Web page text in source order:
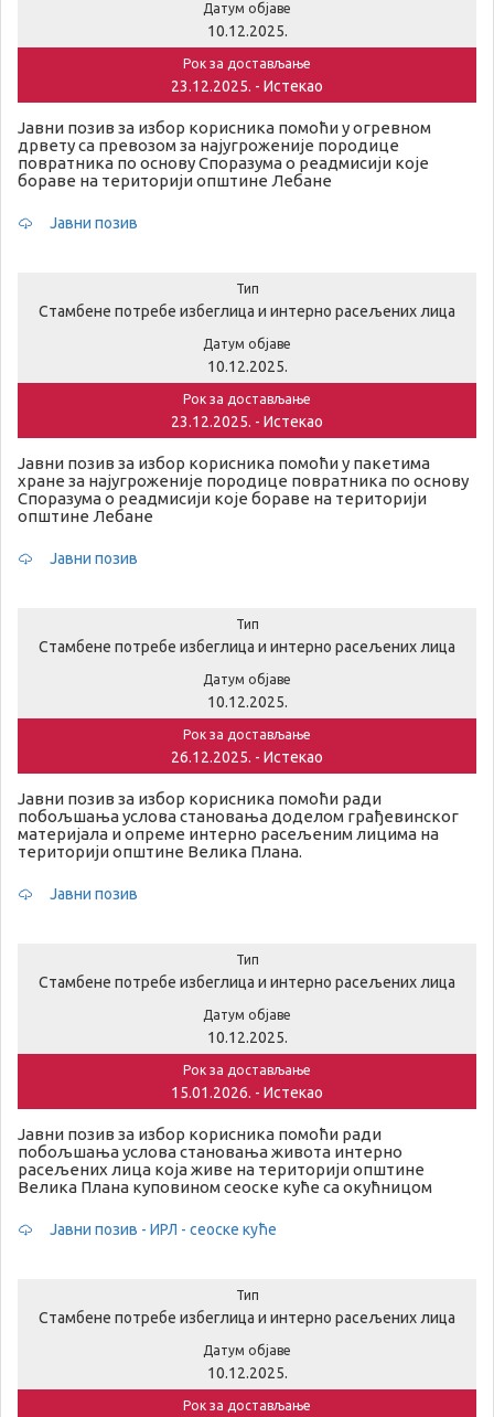
Датум објаве
10.12.2025.
Рок за достављање
23.12.2025. - Истекао
Јавни позив за избор корисника помоћи у огревном
дрвету са превозом за најугроженије породице
повратника по основу Споразума о реадмисији које
бораве на територији општине Лебане
Јавни позив
Тип
Стамбене потребе избеглица и интерно расељених лица
Датум објаве
10.12.2025.
Рок за достављање
23.12.2025. - Истекао
Јавни позив за избор корисника помоћи у пакетима
хране за најугроженије породице повратника по основу
Споразума о реадмисији које бораве на територији
општине Лебане
Јавни позив
Тип
Стамбене потребе избеглица и интерно расељених лица
Датум објаве
10.12.2025.
Рок за достављање
26.12.2025. - Истекао
Јавни позив за избор корисника помоћи ради
побољшања услова становања доделом грађевинског
материјала и опреме интерно расељеним лицима на
територији општине Велика Плана.
Јавни позив
Тип
Стамбене потребе избеглица и интерно расељених лица
Датум објаве
10.12.2025.
Рок за достављање
15.01.2026. - Истекао
Јавни позив за избор корисника помоћи ради
побољшања услова становања живота интерно
расељених лица која живе на територији општине
Велика Плана куповином сеоске куће са окућницом
Јавни позив - ИРЛ - сеоске куће
Тип
Стамбене потребе избеглица и интерно расељених лица
Датум објаве
10.12.2025.
Рок за достављање